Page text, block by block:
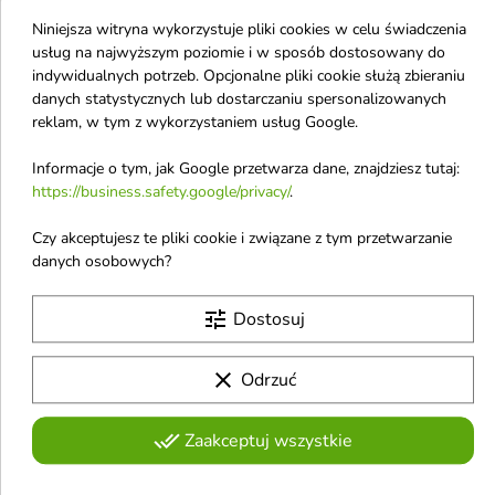
BasicLab Esteticus
rozjaśniające Serum na
przebarwienia
pigmentacyjne 5%
dipalmitynianu kwasu
kojowego 30 ml
depigmentacyjne redukujące
utrwalone przebarwienia,
wyrównujące koloryt i
55,54 £
Mokosh Young
matujące Serum do
twarzy przeciw
niedoskonałościom 30
ml
Serum matujące Smart Drops
przeciw niedoskonałościom to
tłustej, które reguluje sebum,
12,49 £
Obecnie brak na stanie
favorite_border Obecnie brak na stanie favorite_border
Niniejsza witryna wykorzystuje pliki cookies w celu świadczenia
usług na najwyższym poziomie i w sposób dostosowany do
indywidualnych potrzeb. Opcjonalne pliki cookie służą zbieraniu
danych statystycznych lub dostarczaniu spersonalizowanych
reklam, w tym z wykorzystaniem usług Google.
Informacje o tym, jak Google przetwarza dane, znajdziesz tutaj:
https://business.safety.google/privacy/.
Czy akceptujesz te pliki cookie i związane z tym przetwarzanie
danych osobowych?
tune Dostosuj
clear Odrzuć
done_allZaakceptuj wszystkie